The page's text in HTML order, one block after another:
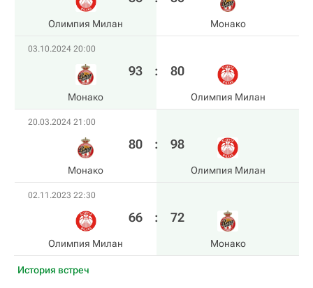
Олимпия Милан Монако
03.10.2024 20:00
Монако
93 : 80
Олимпия Милан
20.03.2024 21:00
Монако
80 : 98
Олимпия Милан
02.11.2023 22:30
Олимпия Милан
66 : 72
Монако
История встреч